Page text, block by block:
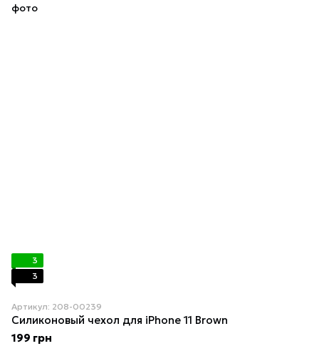
3
3
Артикул: 208-00239
Силиконовый чехол для iPhone 11 Brown
199 грн